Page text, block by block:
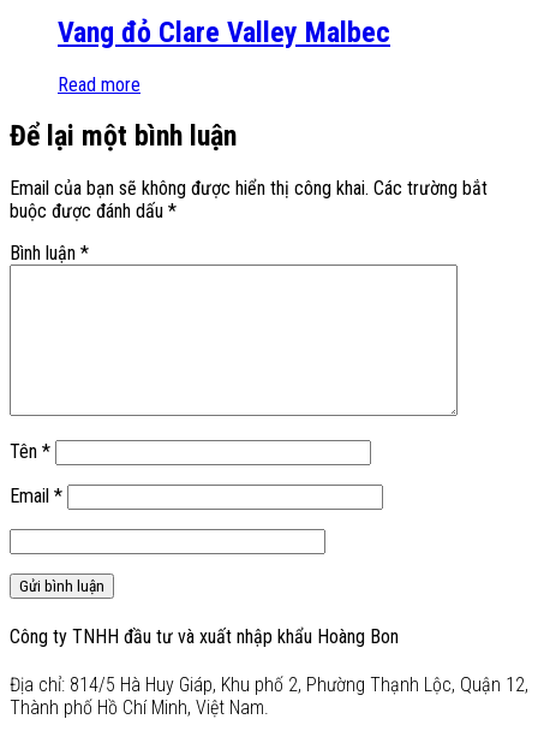
Vang đỏ Clare Valley Malbec
Read more
Để lại một bình luận
Email của bạn sẽ không được hiển thị công khai. Các trường bắt
buộc được đánh dấu *
Bình luận *
Tên *
Email *
Công ty TNHH đầu tư và xuất nhập khẩu Hoàng Bon
Địa chỉ: 814/5 Hà Huy Giáp, Khu phố 2, Phường Thạnh Lộc, Quận 12,
Thành phố Hồ Chí Minh, Việt Nam.